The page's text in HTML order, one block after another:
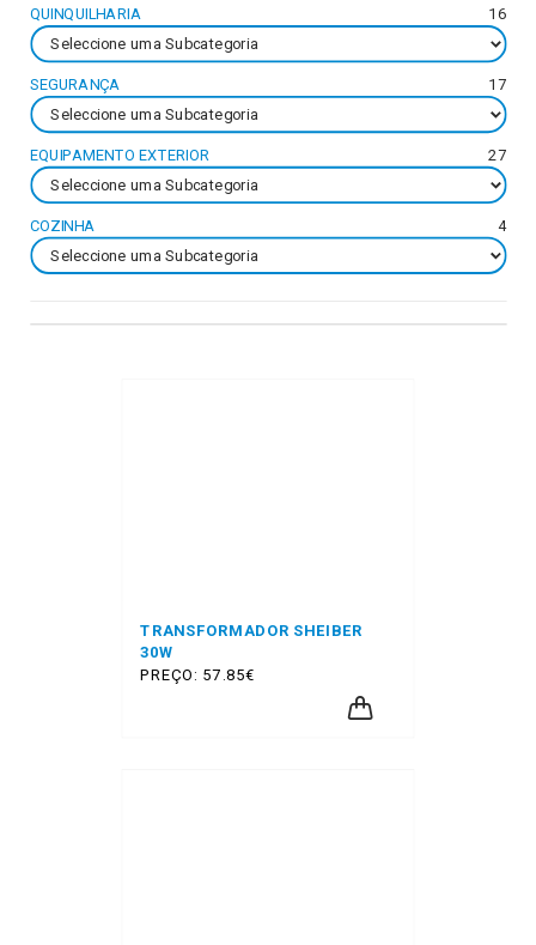
QUINQUILHARIA 16
SEGURANÇA 17
EQUIPAMENTO EXTERIOR 27
COZINHA 4
TRANSFORMADOR SHEIBER
30W
PREÇO: 57.85€